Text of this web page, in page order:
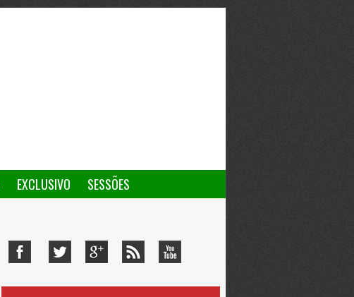
EXCLUSIVO
SESSÕES